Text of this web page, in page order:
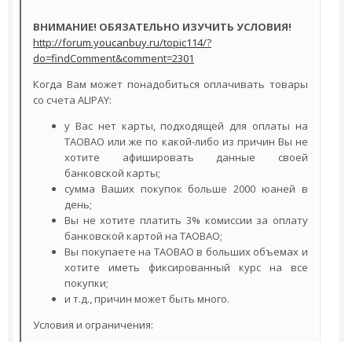
ВНИМАНИЕ! ОБЯЗАТЕЛЬНО ИЗУЧИТЬ УСЛОВИЯ!
http://forum.youcanbuy.ru/topic114/?
do=findComment&comment=2301
Когда Вам может понадобиться оплачивать товары
со счета ALIPAY:
у Вас нет карты, подходящей для оплаты на
TAOBAO или же по какой-либо из причин Вы не
хотите афишировать данные своей
банковской карты;
сумма Ваших покупок больше 2000 юаней в
день;
Вы не хотите платить 3% комиссии за оплату
банковской картой на TAOBAO;
Вы покупаете на TAOBAO в больших объемах и
хотите иметь фиксированный курс на все
покупки;
и т.д., причин может быть много.
Условия и ограничения: